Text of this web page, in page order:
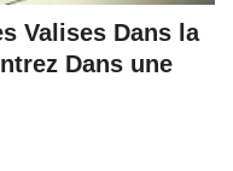
Valises Dans la
Dans une